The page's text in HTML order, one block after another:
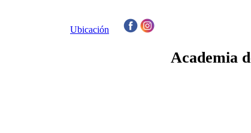
Ubicación
Academia